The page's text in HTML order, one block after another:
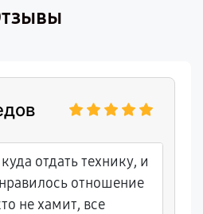
отдать технику, и
отношение
не хамит, все